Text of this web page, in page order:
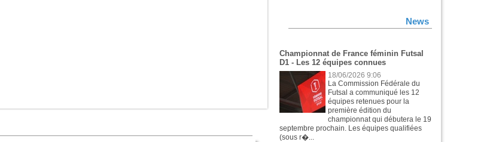
News
Championnat de France féminin Futsal
D1 - Les 12 équipes connues
18/06/2026 9:06
La Commission Fédérale du
Futsal a communiqué les 12
équipes retenues pour la
première édition du
championnat qui débutera le 19
septembre prochain. Les équipes qualifiées
(sous r�...